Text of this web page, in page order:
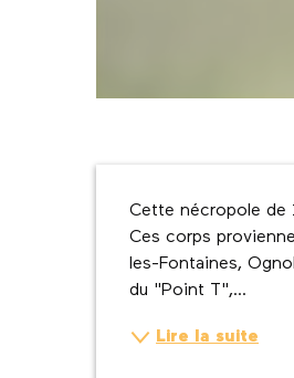
Cette nécropole de
Ces corps
les-Fontaines,
du "Point T",...
Lire la suite